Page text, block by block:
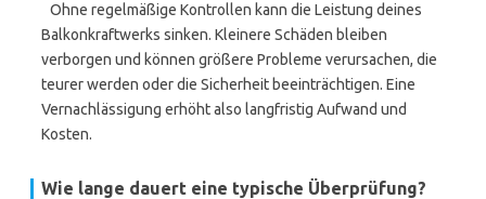
Ohne regelmäßige Kontrollen kann die Leistung deines
Balkonkraftwerks sinken. Kleinere Schäden bleiben
verborgen und können größere Probleme verursachen, die
teurer werden oder die Sicherheit beeinträchtigen. Eine
Vernachlässigung erhöht also langfristig Aufwand und
Kosten.
Wie lange dauert eine typische Überprüfung?